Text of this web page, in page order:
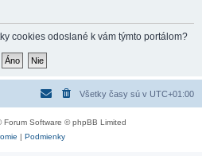
cookies odoslané k vám týmto portálom?
Všetky časy sú v UTC+01:00
Forum Software © phpBB Limited
| Podmienky